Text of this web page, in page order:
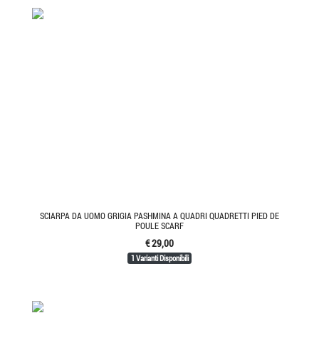
SCIARPA DA UOMO GRIGIA PASHMINA A QUADRI QUADRETTI PIED DE
POULE SCARF
€ 29,00
1 Varianti Disponibili